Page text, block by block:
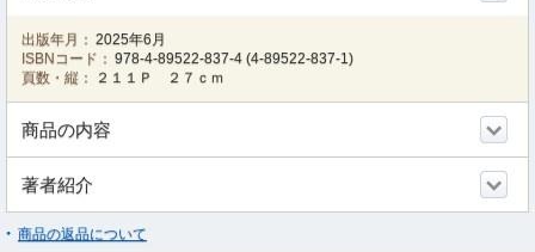
出版年月： 2025年6月
ISBNコード： 978-4-89522-837-4 (4-89522-837-1)
頁数・縦：
２１１Ｐ ２７ｃｍ
商品の内容
著者紹介
商品の返品について